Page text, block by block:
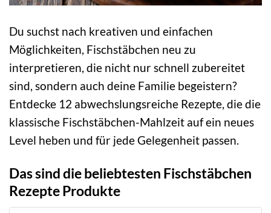
Du suchst nach kreativen und einfachen
Möglichkeiten, Fischstäbchen neu zu
interpretieren, die nicht nur schnell zubereitet
sind, sondern auch deine Familie begeistern?
Entdecke 12 abwechslungsreiche Rezepte, die die
klassische Fischstäbchen-Mahlzeit auf ein neues
Level heben und für jede Gelegenheit passen.
Das sind die beliebtesten Fischstäbchen
Rezepte Produkte